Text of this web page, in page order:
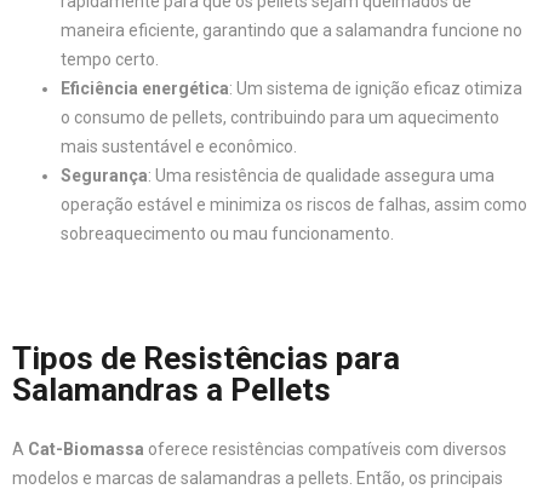
maneira eficiente, garantindo que a salamandra funcione no
tempo certo.
Eficiência energética: Um sistema de ignição eficaz otimiza
o consumo de pellets, contribuindo para um aquecimento
mais sustentável e econômico.
Segurança: Uma resistência de qualidade assegura uma
operação estável e minimiza os riscos de falhas, assim como
sobreaquecimento ou mau funcionamento.
Tipos de Resistências para
Salamandras a Pellets
A Cat-Biomassa oferece resistências compatíveis com diversos
modelos e marcas de salamandras a pellets. Então, os principais